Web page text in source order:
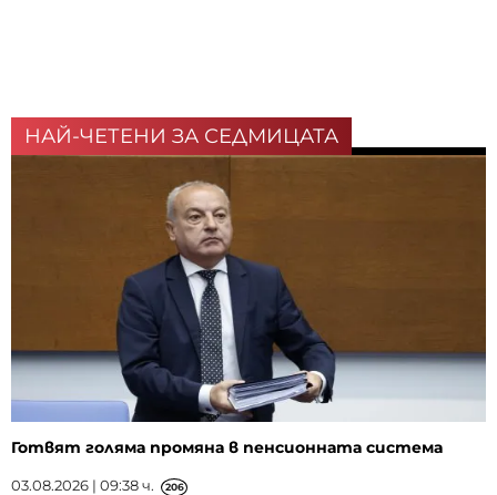
НАЙ-ЧЕТЕНИ ЗА СЕДМИЦАТА
Готвят голяма промяна в пенсионната система
03.08.2026 | 09:38 ч. 206